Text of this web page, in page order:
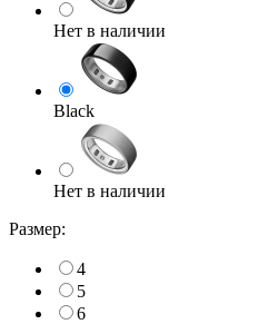
Нет в наличии
Black
Нет в наличии
Размер:
4
5
6